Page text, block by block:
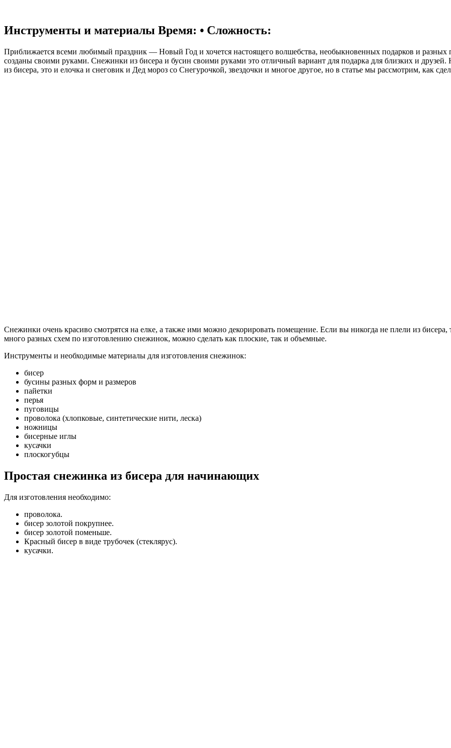
Инструменты и материалы Время: • Сложность:
Приближается всеми любимый праздник — Новый Год и хочется настоящего волшебства, необыкновенных подарков и
созданы своими руками. Снежинки из бисера и бусин своими руками это отличный вариант для подарка для близких и
из бисера, это и елочка и снеговик и Дед мороз со Снегурочкой, звездочки и многое другое, но в статье мы рассмотрим, как
Снежинки очень красиво смотрятся на елке, а также ими можно декорировать помещение. Если вы никогда не плели из
много разных схем по изготовлению снежинок, можно сделать как плоские, так и объемные.
Инструменты и необходимые материалы для изготовления снежинок:
бисер
бусины разных форм и размеров
пайетки
перья
пуговицы
проволока (хлопковые, синтетические нити, леска)
ножницы
бисерные иглы
кусачки
плоскогубцы
Простая снежинка из бисера для начинающих
Для изготовления необходимо:
проволока.
бисер золотой покрупнее.
бисер золотой поменьше.
Красный бисер в виде трубочек (стеклярус).
кусачки.